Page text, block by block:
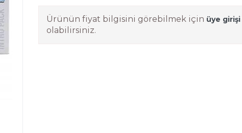
Ürünün fiyat bilgisini görebilmek için üye girişi
olabilirsiniz.